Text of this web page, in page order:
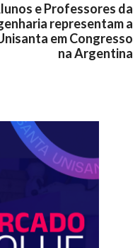
e Professores da
representam a
em Congresso
na Argentina